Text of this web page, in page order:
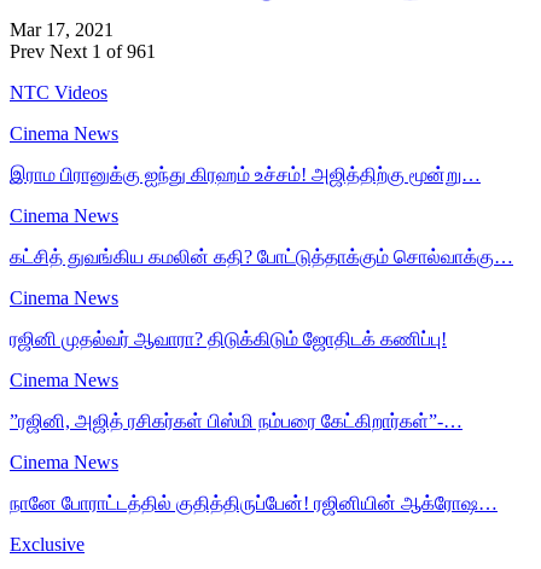
Mar 17, 2021
Prev Next 1 of 961
NTC Videos
Cinema News
இராம பிரானுக்கு ஐந்து கிரஹம் உச்சம்! அஜித்திற்கு மூன்று…
Cinema News
கட்சித் துவங்கிய கமலின் கதி? போட்டுத்தாக்கும் சொல்வாக்கு…
Cinema News
ரஜினி முதல்வர் ஆவாரா? திடுக்கிடும் ஜோதிடக் கணிப்பு!
Cinema News
”ரஜினி, அஜித் ரசிகர்கள் பிஸ்மி நம்பரை கேட்கிறார்கள்”-…
Cinema News
நானே போராட்டத்தில் குதித்திருப்பேன்! ரஜினியின் ஆக்ரோஷ…
Exclusive